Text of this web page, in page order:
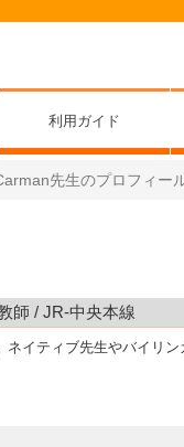
利用ガイド
先生のプロフィー
師 / JR-中央本線
イティブ先生やバイリン